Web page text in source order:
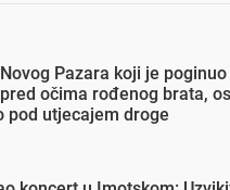
Pazara koji je poginuo
očima rođenog brata,
pod utjecajem droge